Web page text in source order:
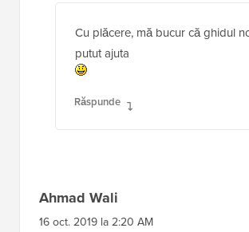
Cu plăcere, mă bucur că ghidul
putut ajuta
Răspunde
Ahmad Wali
16 oct. 2019 la 2:20 AM